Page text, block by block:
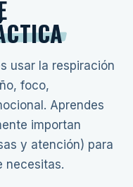
usar la respiración
foco,
Aprendes
importan
y atención) para
necesitas.